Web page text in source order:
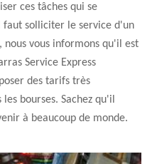
ces tâches qui se
solliciter le service d'un
vous informons qu'il est
Service Express
des tarifs très
bourses. Sachez qu'il
à beaucoup de monde.